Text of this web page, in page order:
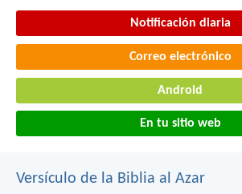
Notificación diaria
Correo electrónico
Android
En tu sitio web
Versículo de la Biblia al Azar